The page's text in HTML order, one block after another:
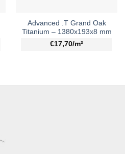
Advanced .T Grand Oak
Titanium – 1380x193x8 mm
€17,70/m²